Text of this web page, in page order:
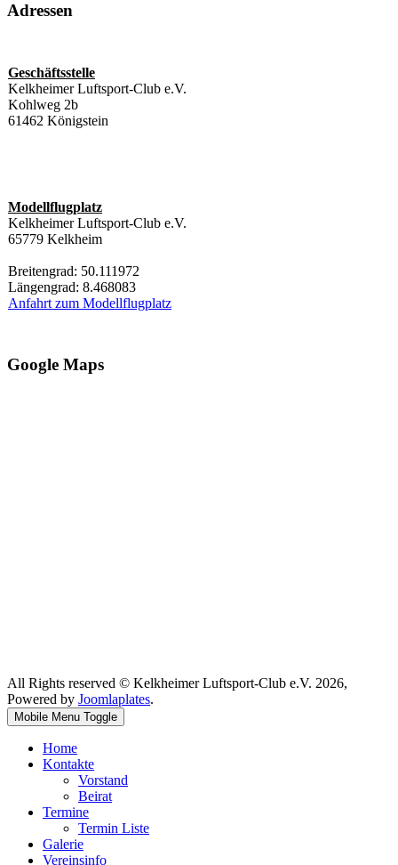
Adressen
Geschäftsstelle
Kelkheimer Luftsport-Club e.V.
Kohlweg 2b
61462 Königstein
Modellflugplatz
Kelkheimer Luftsport-Club e.V.
65779 Kelkheim
Breitengrad: 50.111972
Längengrad: 8.468083
Anfahrt zum Modellflugplatz
Google Maps
All Rights reserved © Kelkheimer Luftsport-Club e.V. 2026,
Powered by Joomlaplates.
Mobile Menu Toggle
Home
Kontakte
Vorstand
Beirat
Termine
Termin Liste
Galerie
Vereinsinfo